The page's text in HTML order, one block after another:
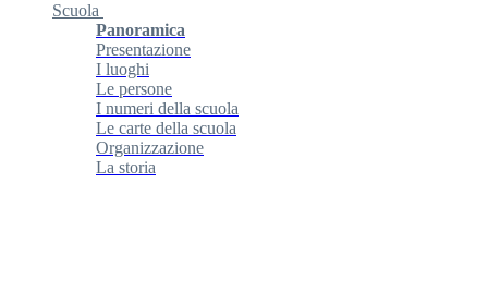
Scuola
Panoramica
Presentazione
I luoghi
Le persone
I numeri della scuola
Le carte della scuola
Organizzazione
La storia